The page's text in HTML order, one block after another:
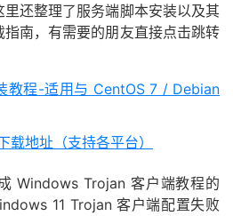
还整理了服务端脚本安装以及其
南，有需要的朋友直接点击跳转
教程-适用与 CentOS 7 / Debian
地址（支持各平台）
Windows Trojan 客户端教程的
11 Trojan 客户端配置失败